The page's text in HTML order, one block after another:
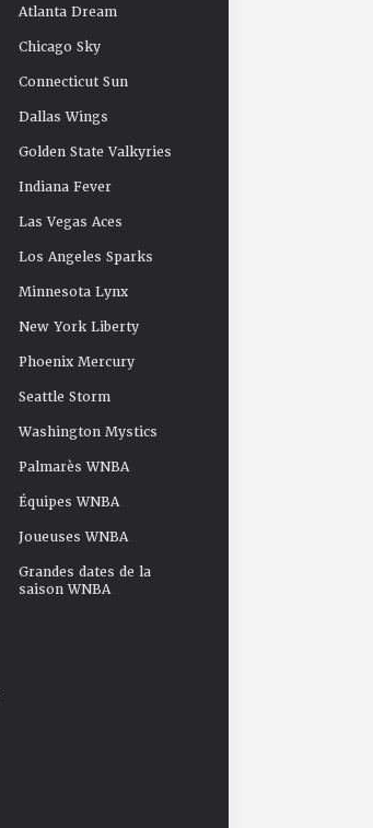
Atlanta Dream
Chicago Sky
Connecticut Sun
Dallas Wings
Golden State Valkyries
Indiana Fever
Las Vegas Aces
Los Angeles Sparks
Minnesota Lynx
New York Liberty
Phoenix Mercury
Seattle Storm
Washington Mystics
Palmarès WNBA
Équipes WNBA
Joueuses WNBA
Grandes dates de la
saison WNBA